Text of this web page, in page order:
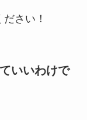
さい！
いいわけで